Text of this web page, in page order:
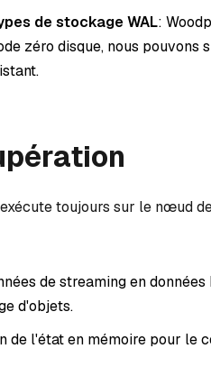
de stockage WAL:
zéro disque, nous pouvons
toujours sur le nœud
de streaming en
d'objets.
de l'état en mémoire pour le